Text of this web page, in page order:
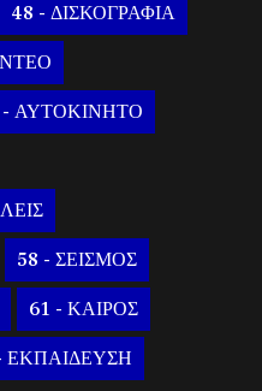
48 - ΔΙΣΚΟΓΡΑΦΙΑ
- ΑΥΤΟΚΙΝΗΤΟ
58 - ΣΕΙΣΜΟΣ
61 - ΚΑΙΡΟΣ
ΕΚΠΑΙΔΕΥΣΗ